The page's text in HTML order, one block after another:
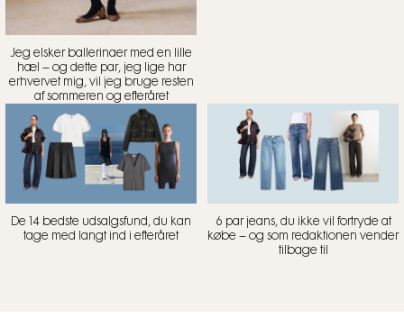
Jeg elsker ballerinaer med en lille
hæl – og dette par, jeg lige har
erhvervet mig, vil jeg bruge resten
af sommeren og efteråret
De 14 bedste udsalgsfund, du kan
tage med langt ind i efteråret
6 par jeans, du ikke vil fortryde at
købe – og som redaktionen vender
tilbage til